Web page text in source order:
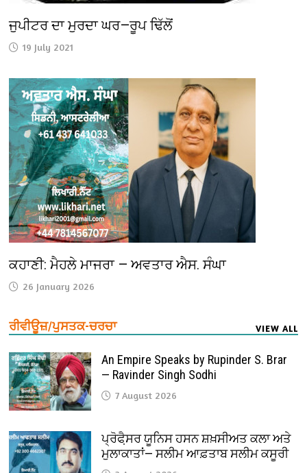
ਜੁਪੀਟਰ ਦਾ ਮੁਰਦਾ ਘਰ—ਰੂਪ ਢਿੱਲੋਂ
19 July 2021
ਕਹਾਣੀ: ਮੈਹਲੇ ਮਾਜਰਾ — ਅਵਤਾਰ ਐਸ. ਸੰਘਾ
26 January 2026
ਰੀਵੀਊਜ਼/ਪੁਸਤਕ-ਚਰਚਾ VIEW ALL
An Empire Speaks by Rupinder S. Brar
— Ravinder Singh Sodhi
7 August 2026
ਪ੍ਰੋਫੈ਼ਸਰ ਯੂਨਿਸ ਹਸਨ ਸ਼ਖ਼ਸੀਅਤ ਕਲਾ ਅਤੇ
ਮੁਲਾਕਾਤਾਂ— ਸਲੀਮ ਆਫ਼ਤਾਬ ਸਲੀਮ ਕਸੂਰੀ